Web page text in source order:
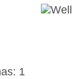
1